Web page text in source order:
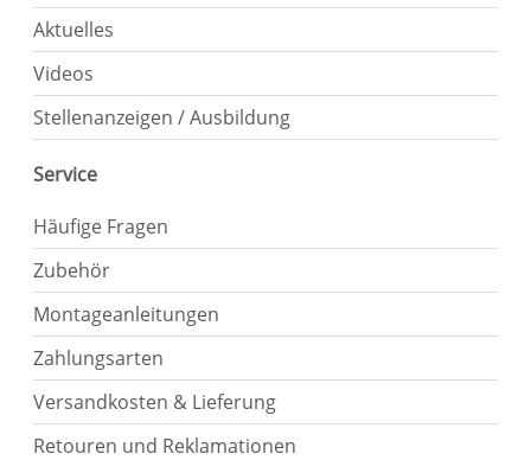
Aktuelles
Videos
Stellenanzeigen / Ausbildung
Service
Häufige Fragen
Zubehör
Montageanleitungen
Zahlungsarten
Versandkosten & Lieferung
Retouren und Reklamationen